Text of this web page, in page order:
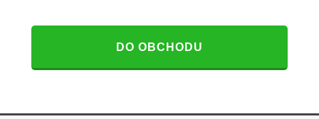
DO OBCHODU